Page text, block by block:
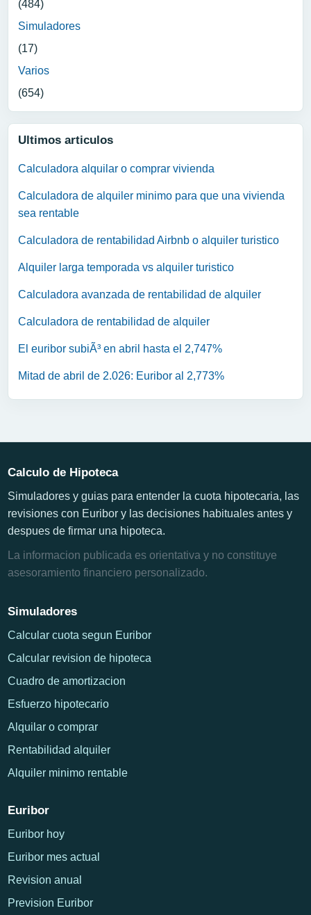
(484)
Simuladores
(17)
Varios
(654)
Ultimos articulos
Calculadora alquilar o comprar vivienda
Calculadora de alquiler minimo para que una vivienda
sea rentable
Calculadora de rentabilidad Airbnb o alquiler turistico
Alquiler larga temporada vs alquiler turistico
Calculadora avanzada de rentabilidad de alquiler
Calculadora de rentabilidad de alquiler
El euribor subiÃ³ en abril hasta el 2,747%
Mitad de abril de 2.026: Euribor al 2,773%
Calculo de Hipoteca
Simuladores y guias para entender la cuota hipotecaria, las
revisiones con Euribor y las decisiones habituales antes y
despues de firmar una hipoteca.
La informacion publicada es orientativa y no constituye
asesoramiento financiero personalizado.
Simuladores
Calcular cuota segun Euribor
Calcular revision de hipoteca
Cuadro de amortizacion
Esfuerzo hipotecario
Alquilar o comprar
Rentabilidad alquiler
Alquiler minimo rentable
Euribor
Euribor hoy
Euribor mes actual
Revision anual
Prevision Euribor